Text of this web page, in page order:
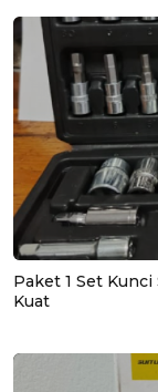
Paket 1 Set
Kuat